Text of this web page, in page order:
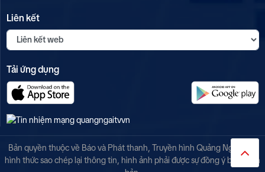
Liên kết
Tải ứng dụng
Bản quyền thuộc về Báo và Phát thanh, Truyền hình Quảng Ngãi. Mọi
hình thức sao chép lại thông tin, hình ảnh phải được sự đồng ý bằng văn